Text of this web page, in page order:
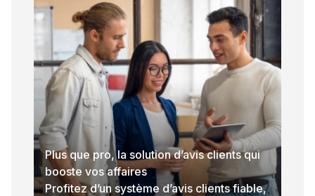
Plus que pro, la solution d’avis clients qui
booste vos affaires
Profitez d’un système d’avis clients fiable,